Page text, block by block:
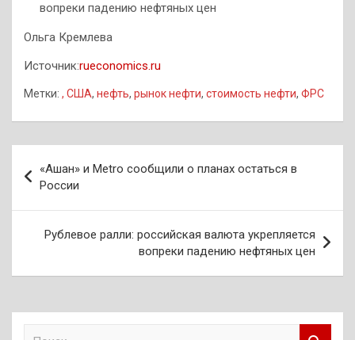
вопреки падению нефтяных цен
Ольга Кремлева
Источник:rueconomics.ru
Метки: , США, нефть, рынок нефти, стоимость нефти, ФРС
по
записям
«Ашан» и Metro сообщили о планах остаться в
России
Рублевое ралли: российская валюта укрепляется
вопреки падению нефтяных цен